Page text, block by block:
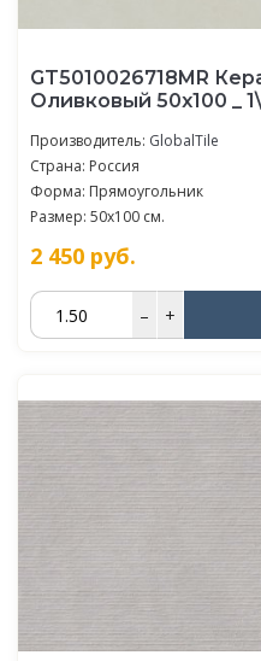
GT5010026718MR
Оливковый 50x100 _
Производитель: GlobalTile
Страна: Россия
Форма: Прямоугольник
Размер: 50x100 см.
2 450 руб.
– +